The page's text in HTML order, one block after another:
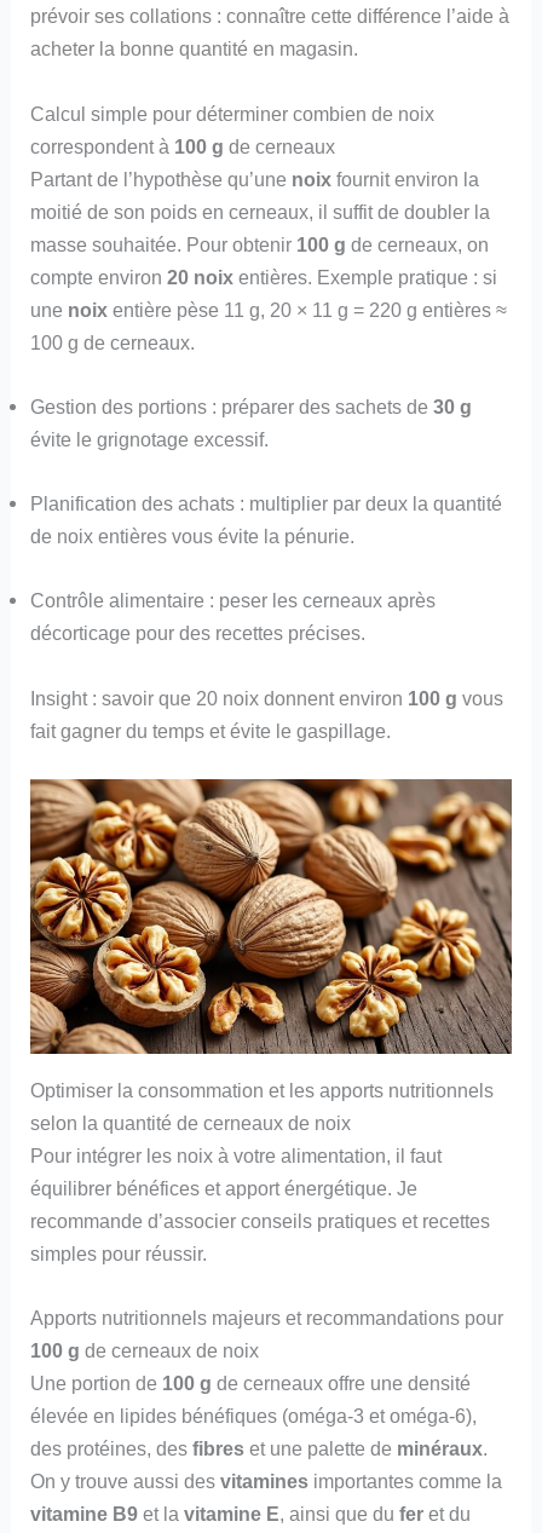
prévoir ses collations : connaître cette différence l’aide à
acheter la bonne quantité en magasin.
Calcul simple pour déterminer combien de noix
correspondent à 100 g de cerneaux
Partant de l’hypothèse qu’une noix fournit environ la
moitié de son poids en cerneaux, il suffit de doubler la
masse souhaitée. Pour obtenir 100 g de cerneaux, on
compte environ20 noix entières. Exemple pratique : si
une noix entière pèse 11 g, 20 × 11 g = 220 g entières ≈
100 g de cerneaux.
Gestion des portions : préparer des sachets de30 g
évite le grignotage excessif.
Planification des achats : multiplier par deux la quantité
de noix entières vous évite la pénurie.
Contrôle alimentaire : peser les cerneaux après
décorticage pour des recettes précises.
Insight : savoir que 20 noix donnent environ 100 g vous
fait gagner du temps et évite le gaspillage.
Optimiser la consommation et les apports nutritionnels
selon la quantité de cerneaux de noix
Pour intégrer les noix à votre alimentation, il faut
équilibrer bénéfices et apport énergétique. Je
recommande d’associer conseils pratiques et recettes
simples pour réussir.
Apports nutritionnels majeurs et recommandations pour
100 g de cerneaux de noix
Une portion de 100 g de cerneaux offre une densité
élevée en lipides bénéfiques (oméga-3 et oméga-6),
des protéines, desfibres et une palette de minéraux.
On y trouve aussi desvitamines importantes comme la
vitamine B9 et lavitamine E, ainsi que dufer et du